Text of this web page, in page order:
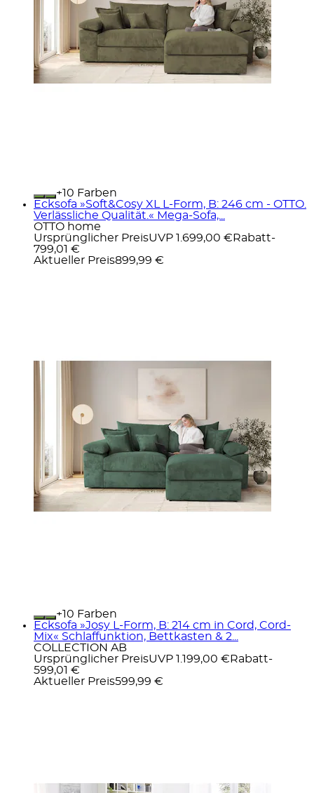
+
Farben
Ecksofa »Soft&Cosy XL L-Form, B: 246 cm - OTTO.
Verlässliche Qualität.« Mega-Sofa,...
OTTO home
Ursprünglicher PreisUVP 1.699,00 € Rabatt-
799,01 €
Aktueller Preis899,99 €
+
Farben
Ecksofa »Josy L-Form, B: 214 cm in Cord, Cord-
Mix« Schlaffunktion, Bettkasten & 2...
COLLECTION AB
Ursprünglicher PreisUVP 1.199,00 € Rabatt-
599,01 €
Aktueller Preis599,99 €